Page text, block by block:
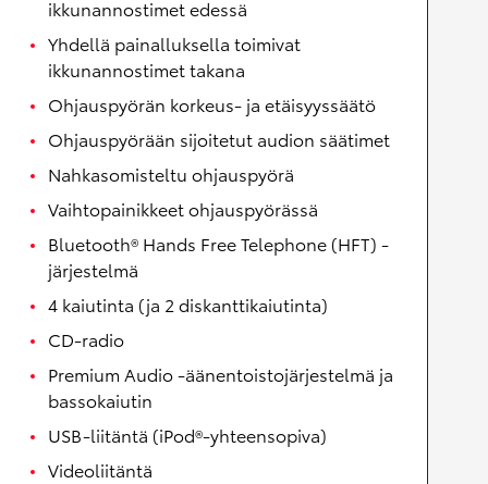
ikkunannostimet edessä
Yhdellä painalluksella toimivat
ikkunannostimet takana
Ohjauspyörän korkeus- ja etäisyyssäätö
Ohjauspyörään sijoitetut audion säätimet
Nahkasomisteltu ohjauspyörä
Vaihtopainikkeet ohjauspyörässä
Bluetooth® Hands Free Telephone (HFT) -
järjestelmä
4 kaiutinta (ja 2 diskanttikaiutinta)
CD-radio
Premium Audio -äänentoistojärjestelmä ja
bassokaiutin
USB-liitäntä (iPod®-yhteensopiva)
Videoliitäntä